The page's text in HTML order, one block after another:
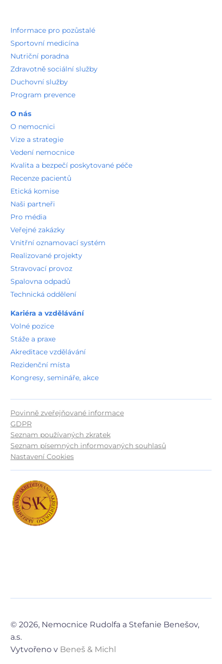
Informace pro pozůstalé
Sportovní medicína
Nutriční poradna
Zdravotně sociální služby
Duchovní služby
Program prevence
O nás
O nemocnici
Vize a strategie
Vedení nemocnice
Kvalita a bezpečí poskytované péče
Recenze pacientů
Etická komise
Naši partneři
Pro média
Veřejné zakázky
Vnitřní oznamovací systém
Realizované projekty
Stravovací provoz
Spalovna odpadů
Technická oddělení
Kariéra a vzdělávání
Volné pozice
Stáže a praxe
Akreditace vzdělávání
Rezidenční místa
Kongresy, semináře, akce
Povinně zveřejňované informace
GDPR
Seznam používaných zkratek
Seznam písemných informovaných souhlasů
Nastavení Cookies
© 2026, Nemocnice Rudolfa a Stefanie Benešov,
a.s.
Vytvořeno v Beneš & Michl